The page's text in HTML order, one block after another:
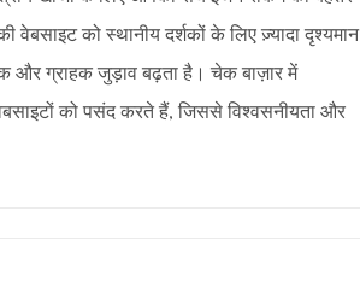
को स्थानीय दर्शकों के लिए ज़्यादा दृश्यमान
और ग्राहक जुड़ाव बढ़ता है। चेक बाज़ार में
को पसंद करते हैं, जिससे विश्वसनीयता और